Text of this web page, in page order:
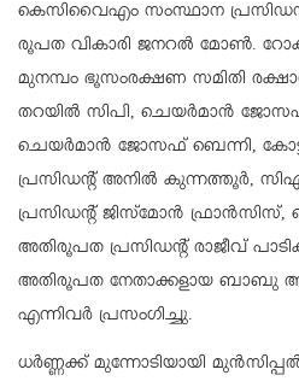
കെസിവൈഎം സംസ്ഥാന
രൂപത വികാരി ജനറൽ മോൺ.
മുനമ്പം ഭൂസംരക്ഷണ സമിതി
തറയിൽ സിപി, ചെയർമാൻ
ചെയർമാൻ ജോസഫ് ബെന്നി,
പ്രസിഡൻ്റ് അനിൽ കുന്നത്തൂർ,
പ്രസിഡൻ്റ് ജിസ്മോൻ
അതിരൂപത പ്രസിഡൻ്റ് രാജീവ്
അതിരൂപത നേതാക്കളായ ബാബു
എന്നിവർ പ്രസംഗിച്ചു.
ധർണ്ണക്ക് മുന്നോടിയായി